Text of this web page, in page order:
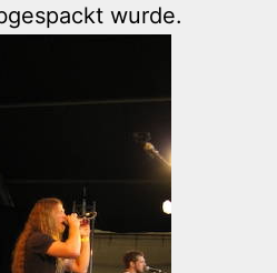
wurde.